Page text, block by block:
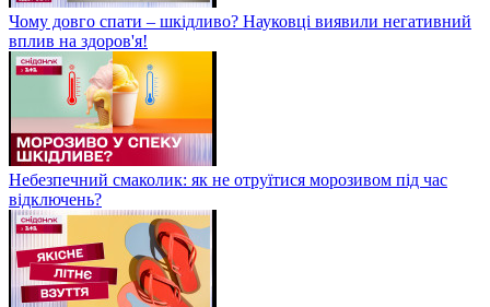
Чому довго спати – шкідливо? Науковці виявили негативний
вплив на здоров'я!
Небезпечний смаколик: як не отруїтися морозивом під час
відключень?